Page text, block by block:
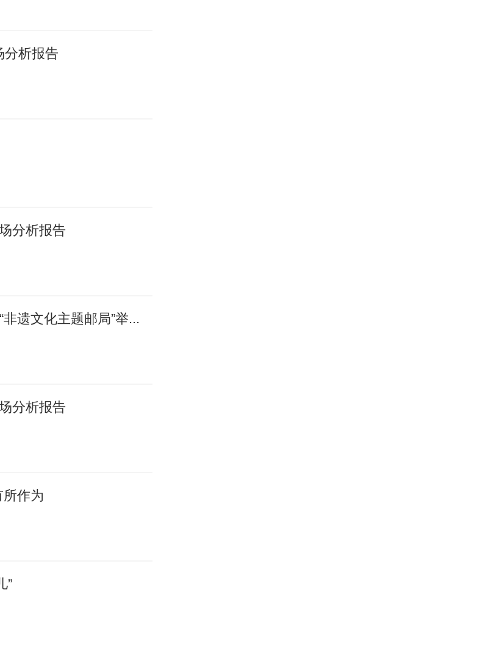
分析报告
分析报告
遗文化主题邮局”举...
分析报告
所作为
”